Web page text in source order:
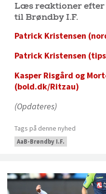
Læs reaktioner
til Brøndby I.F.
Patrick Kristensen
Patrick Kristensen
Kasper Risgård og
(bold.dk/Ritzau)
(Opdateres)
Tags på denne nyhed
AaB-Brøndby I.F.